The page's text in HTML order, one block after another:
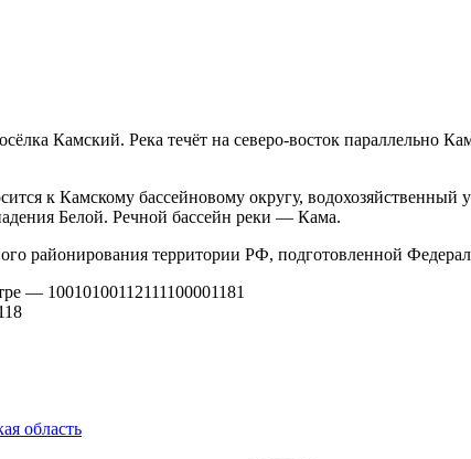
Камский. Река течёт на северо-восток параллельно
к Камскому бассейновому округу,
Белой. Речной бассейн реки — Кама.
районирования территории РФ, подготовленной
— 10010100112111100001181
область